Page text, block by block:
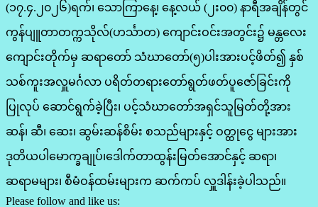
(၁၇.၄.၂၀၂၆)ရက်၊ သောကြာနေ့၊ နေ့လယ် (၂း၀၀) နာရီအချိန်တွင်
ကွန်ပျူတာတက္ကသိုလ်(ဟင်္သာတ) ကျောင်းဝင်းအတွင်း၌ မန္တလေး
ကျောင်းတိုက်မှ ဆရာတော် သံဃာတော်(၅)ပါးအားပင့်ဖိတ်၍ နှစ်
သစ်ကူးအလှူမင်္ဂလာ ပရိတ်တရားတော်ရွတ်ဖတ်ပူဇော်ခြင်းကို
ပြုလုပ် ဆောင်ရွက်ခဲ့ပြီး၊ ပင့်သံဃာတော်အရှင်သူမြတ်တို့အား
ဆန်၊ ဆီ၊ ဆေး၊ ဆွမ်းဆန်စိမ်း စသည်များနှင့် ဝတ္ထုငွေ များအား
ဒုတိယပါမောက္ခချုပ်၊ဒေါက်တာထွန်းမြတ်အောင်နှင့် ဆရာ၊
ဆရာမများ၊ စီမံဝန်ထမ်းများက ဆက်ကပ် လှူဒါန်းခဲ့ပါသည်။
Please follow and like us: